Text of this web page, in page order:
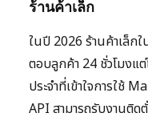
ร้านค้าเล็ก
ในปี 2026 ร้านค้าเล็ก
ตอบลูกค้า 24 ชั่วโมงแ
ประจำที่เข้าใจการใช้
API สามารถรับงานติด